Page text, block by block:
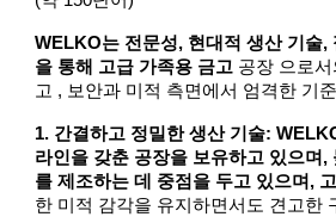
WELKO는 전문성, 현대적 생산 기술,
을 통해 고급 가족용 금고 공장 으로
고 , 보안과 미적 측면에서 엄격한 기
1. 간결하고 정밀한 생산 기술:
라인을 갖춘 공장을 보유하고 있으며,
를 제조하는 데 중점을 두고 있으며,
한 미적 감각을 유지하면서도 견고한